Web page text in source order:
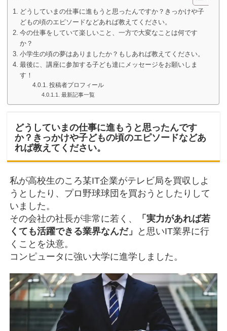
どうしていまの仕事に進もうと思ったんですか？きっかけや子
どもの頃のエピソードなどあれば教えてください。
今の仕事をしていて楽しいこと、一方で大変なことは何です
か？
小学生の頃の夢はありましたか？もしあれば教えてください。
最後に、講座に参加する子ども達にメッセージをお願いしま
す！
投稿者プロフィール
最新記事一覧
どうしていまの仕事に進もうと思ったんです
か？きっかけや子どもの頃のエピソードなどあ
れば教えてください。
私が高校生のころ某IT企業がテレビ局を買収しよ
うとしたり、プロ野球球団を買おうとしたりして
いました。
その会社の社長が非常に若く、
「実力があれば若
くても活躍できる業界なんだ」
と思いIT業界に行
くことを決意。
コンピュータに強い大学に進学しました。